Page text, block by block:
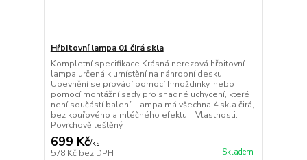
Hřbitovní lampa 01 čirá skla
Kompletní specifikace Krásná nerezová hřbitovní
lampa určená k umístění na náhrobní desku.
Upevnění se provádí pomocí hmoždinky, nebo
pomocí montážní sady pro snadné uchycení, které
není součástí balení. Lampa má všechna 4 skla čirá,
bez kouřového a mléčného efektu. Vlastnosti:
Povrchově leštěný...
699 Kč/ks
578 Kč bez DPH Skladem